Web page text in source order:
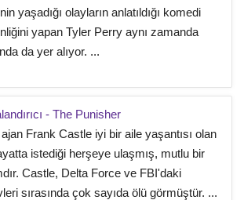
yaşadığı olayların anlatıldığı komedi
yapan Tyler Perry aynı zamanda
da yer alıyor. ...
- The Punisher
Frank Castle iyi bir aile yaşantısı olan
istediği herşeye ulaşmış, mutlu bir
Castle, Delta Force ve FBI'daki
sırasında çok sayıda ölü görmüştür. ...